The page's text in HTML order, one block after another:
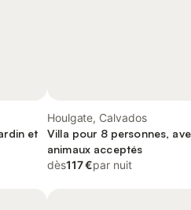
et
Houlgate, Calvados
Villa pour 8 personnes,
animaux acceptés
dès117 €par nuit